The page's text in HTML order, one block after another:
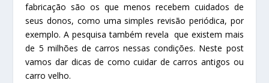
fabricação são os que menos recebem cuidados de
seus donos, como uma simples revisão periódica, por
exemplo. A pesquisa também revela que existem mais
de 5 milhões de carros nessas condições. Neste post
vamos dar dicas de como cuidar de carros antigos ou
carro velho.